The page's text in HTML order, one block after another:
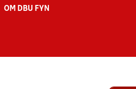
OM DBU FYN